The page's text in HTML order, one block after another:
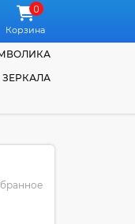
0
Корзина